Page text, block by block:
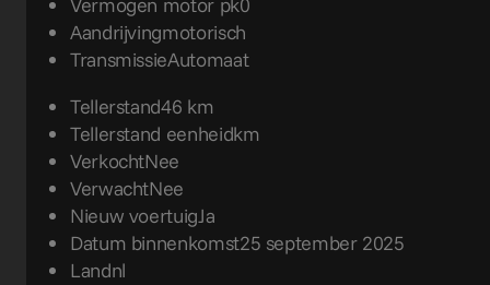
Vermogen motor pk0
Aandrijvingmotorisch
TransmissieAutomaat
Tellerstand46 km
Tellerstand eenheidkm
VerkochtNee
VerwachtNee
Nieuw voertuigJa
Datum binnenkomst25 september 2025
Landnl